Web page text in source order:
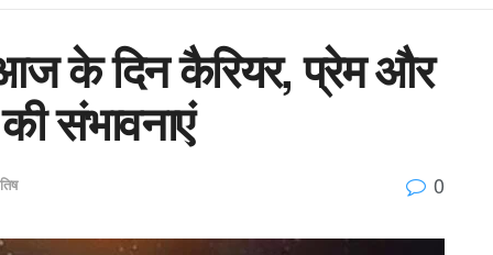
के दिन कैरियर, प्रेम और
संभावनाएं
0